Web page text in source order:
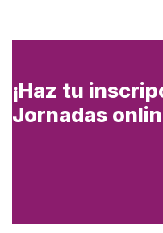
¡Haz tu
Jornadas